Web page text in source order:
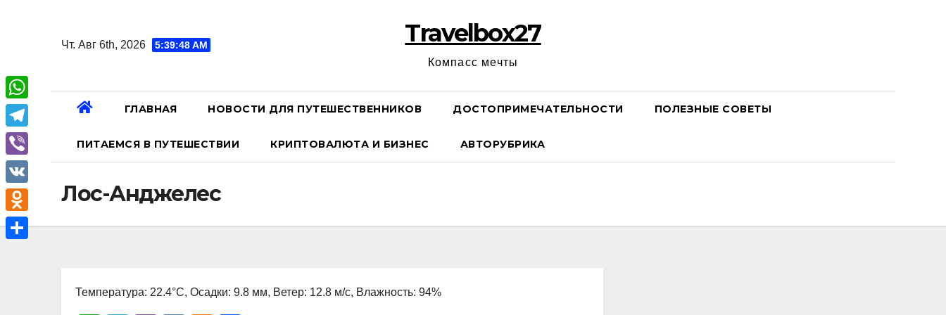
Чт. Авг 6th, 2026 5:39:49 AM Travelbox27
Компасс мечты
ГЛАВНАЯ НОВОСТИ ДЛЯ ПУТЕШЕСТВЕННИКОВ ДОСТОПРИМЕЧАТЕЛЬНОСТИ ПОЛЕЗНЫЕ СОВЕТЫ
ПИТАЕМСЯ В ПУТЕШЕСТВИИ КРИПТОВАЛЮТА И БИЗНЕС АВТОРУБРИКА
Лос-Анджелес
Температура: 22.4°C, Осадки: 9.8 мм, Ветер: 12.8 м/с, Влажность: 94%
W
h
a
A
T
e
l
e
g
V
i
b
e
V
K
O